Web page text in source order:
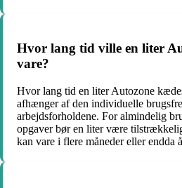
Hvor lang tid ville en liter
vare?
Hvor lang tid en liter Autozone
afhænger af den individuelle
arbejdsforholdene. For almindelig
opgaver bør en liter være
kan vare i flere måneder eller endda